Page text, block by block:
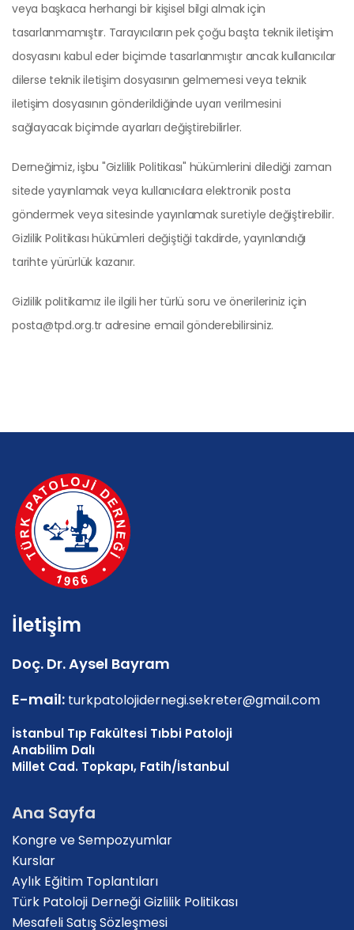
veya başkaca herhangi bir kişisel bilgi almak için
tasarlanmamıştır. Tarayıcıların pek çoğu başta teknik iletişim
dosyasını kabul eder biçimde tasarlanmıştır ancak kullanıcılar
dilerse teknik iletişim dosyasının gelmemesi veya teknik
iletişim dosyasının gönderildiğinde uyarı verilmesini
sağlayacak biçimde ayarları değiştirebilirler.
Derneğimiz, işbu "Gizlilik Politikası" hükümlerini dilediği zaman
sitede yayınlamak veya kullanıcılara elektronik posta
göndermek veya sitesinde yayınlamak suretiyle değiştirebilir.
Gizlilik Politikası hükümleri değiştiği takdirde, yayınlandığı
tarihte yürürlük kazanır.
Gizlilik politikamız ile ilgili her türlü soru ve önerileriniz için
posta@tpd.org.tr adresine email gönderebilirsiniz.
İletişim
Doç. Dr. Aysel Bayram
E-mail: turkpatolojidernegi.sekreter@gmail.com
İstanbul Tıp Fakültesi Tıbbi Patoloji
Anabilim Dalı
Millet Cad. Topkapı, Fatih/İstanbul
Ana Sayfa
Kongre ve Sempozyumlar
Kurslar
Aylık Eğitim Toplantıları
Türk Patoloji Derneği Gizlilik Politikası
Mesafeli Satış Sözleşmesi